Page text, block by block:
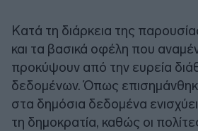
Κατά τη διάρκεια της
και τα βασικά οφέλη που
προκύψουν από την ευρεία
δεδομένων. Όπως
στα δημόσια δεδομένα
τη δημοκρατία, καθώς οι